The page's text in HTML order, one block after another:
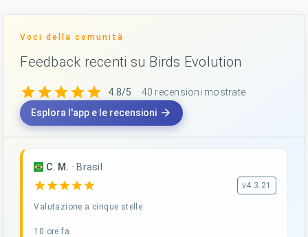
Voci della comunità
Feedback recenti su Birds Evolution
starstarstarstarstar 4.8/5
· 40 recensioni mostrate
Esplora l'app e le recensioni arrow_forward
C. M. · Brasil
star star star star star v4.3.21
Valutazione a cinque stelle
10 ore fa